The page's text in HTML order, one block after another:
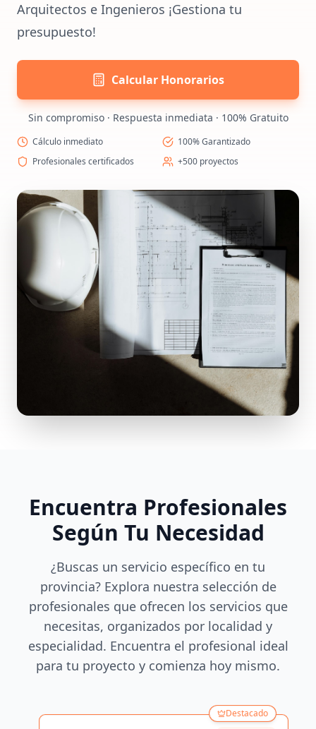
Arquitectos e Ingenieros ¡Gestiona tu
presupuesto!
Calcular Honorarios
Sin compromiso · Respuesta inmediata · 100% Gratuito
Cálculo inmediato
100% Garantizado
Profesionales certificados
+500 proyectos
Encuentra Profesionales
Según Tu Necesidad
¿Buscas un servicio específico en tu
provincia? Explora nuestra selección de
profesionales que ofrecen los servicios que
necesitas, organizados por localidad y
especialidad. Encuentra el profesional ideal
para tu proyecto y comienza hoy mismo.
Destacado